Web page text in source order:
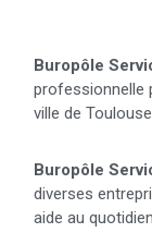
Buropôle
professionnelle
ville de
Buropôle
diverses
aide au